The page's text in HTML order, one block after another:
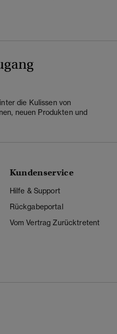
die Kulissen von
neuen Produkten und
Kundenservice
Hilfe & Support
Rückgabeportal
Vom Vertrag Zurücktretent